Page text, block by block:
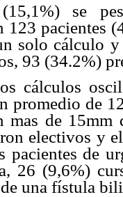
se
123 pacientes
solo cálculo
93 (34.2%)
cálculos
promedio de
mas de
electivos y
pacientes de
26 (9,6%)
una fístula